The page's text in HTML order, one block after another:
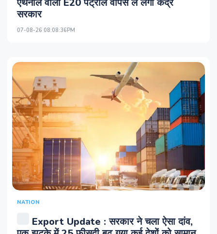
एथेनॉल वाला E20 पेट्रोल वापस ले लेगी केंद्र
सरकार
07-08-26 08:08:36PM
NATION
Export Update : सरकार ने चला ऐसा दांव,